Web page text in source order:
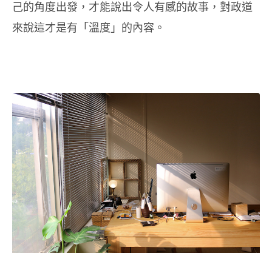
己的角度出發，才能說出令人有感的故事，對政道
來說這才是有「溫度」的內容。